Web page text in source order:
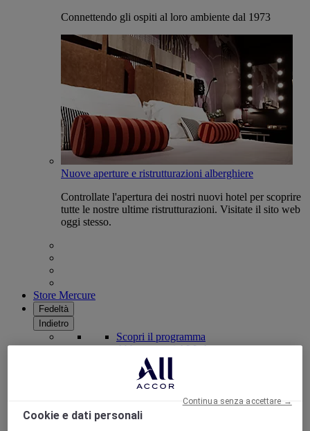
Connettendo gli ospiti al loro ambiente dal 1973
Nuove aperture e ristrutturazioni alberghiere
Controllate l'apertura dei nostri nuovi hotel per scoprire
tutte le nostre ultime ristrutturazioni. Visitate il sito web
oggi stesso.
Store Mercure
Fedeltà
Indietro
Scopri il programma
Abbonamenti ALL Accor+
Cookie e dati personali
Continua senza accettare →